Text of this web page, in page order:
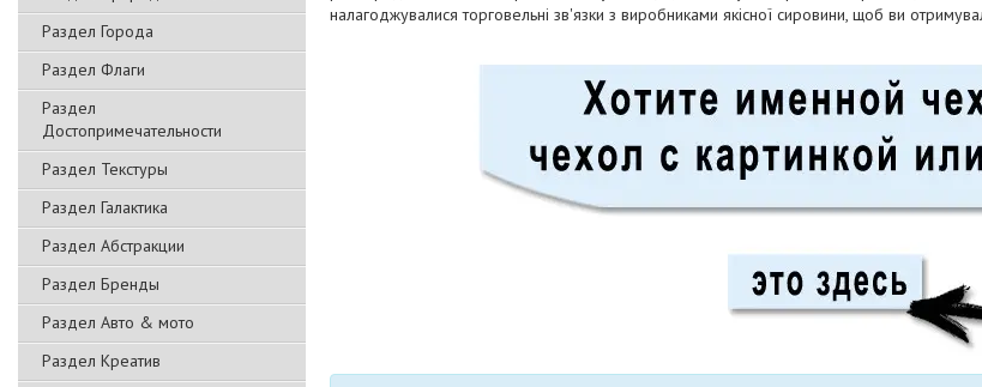
Раздел Города
Раздел Флаги
Раздел
Достопримечательности
Раздел Текстуры
Раздел Галактика
Раздел Абстракции
Раздел Бренды
Раздел Авто & мото
Раздел Креатив
налагоджувалися торговельні зв'язки з виробниками якісної сировини, щоб ви